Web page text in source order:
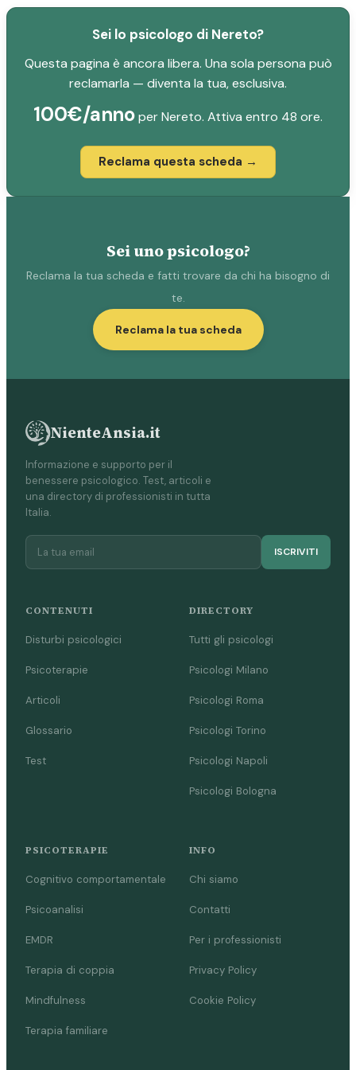
Sei lo psicologo di Nereto?
Questa pagina è ancora libera. Una sola persona può
reclamarla — diventa la tua, esclusiva.
100€/annoper Nereto. Attiva entro 48 ore.
Reclama questa scheda →
Sei uno psicologo?
Reclama la tua scheda e fatti trovare da chi ha bisogno di
te.
Reclama la tua scheda
NienteAnsia.it
Informazione e supporto per il
benessere psicologico. Test, articoli e
una directory di professionisti in tutta
Italia.
ISCRIVITI
CONTENUTI
Disturbi psicologici
Psicoterapie
Articoli
Glossario
Test
DIRECTORY
Tutti gli psicologi
Psicologi Milano
Psicologi Roma
Psicologi Torino
Psicologi Napoli
Psicologi Bologna
PSICOTERAPIE
Cognitivo comportamentale
Psicoanalisi
EMDR
Terapia di coppia
Mindfulness
Terapia familiare
INFO
Chi siamo
Contatti
Per i professionisti
Privacy Policy
Cookie Policy